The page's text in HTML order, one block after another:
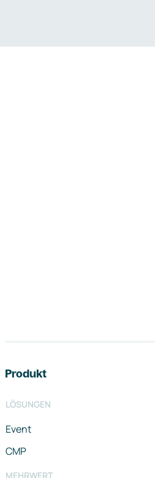
Produkt
LÖSUNGEN
Event
CMP
MEHRWERT